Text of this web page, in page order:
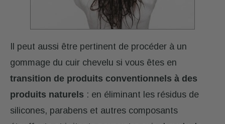
Il peut aussi être pertinent de procéder à un
gommage du cuir chevelu si vous êtes en
transition de produits conventionnels à des
produits naturels : en éliminant les résidus de
silicones, parabens et autres composants